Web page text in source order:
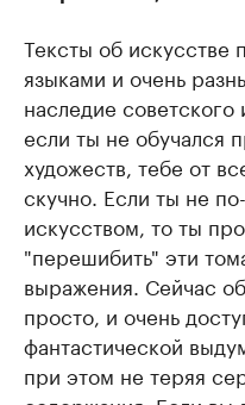
Тексты об искусстве
языками и очень
наследие советского
если ты не обучался
художеств, тебе от
скучно. Если ты не
искусством, то ты
"перешибить" эти
выражения. Сейчас
просто, и очень
фантастической
при этом не теряя